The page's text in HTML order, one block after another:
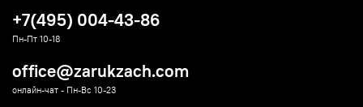
+7(495) 004-43-86
Пн-Пт 10-18
office@zarukzach.com
онлайн-чат - Пн-Вс 10-23